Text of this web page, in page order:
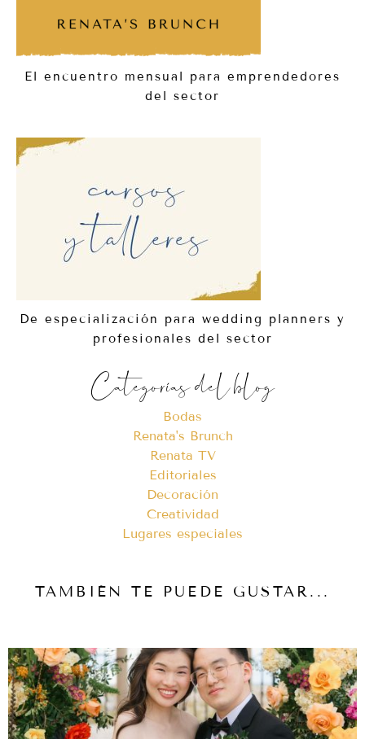
El encuentro mensual para emprendedores
del sector
De especialización para wedding planners y
profesionales del sector
Categorías del blog
Bodas
Renata's Brunch
Renata TV
Editoriales
Decoración
Creatividad
Lugares especiales
TAMBIÉN TE PUEDE GUSTAR...